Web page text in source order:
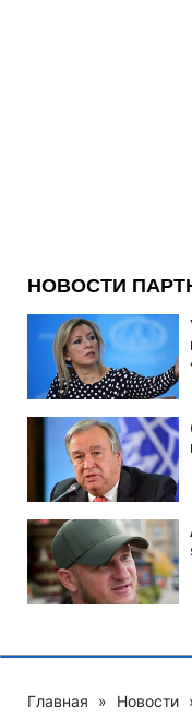
Главная » Новости